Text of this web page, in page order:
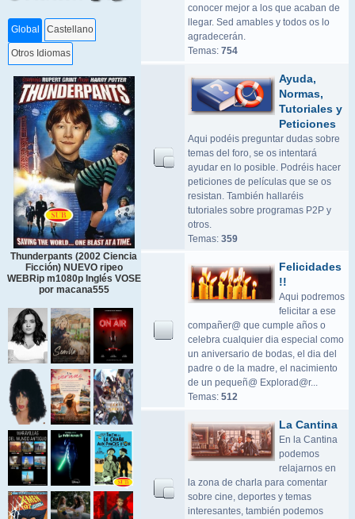
Global Castellano
Otros Idiomas
Thunderpants (2002 Ciencia
Ficción) NUEVO ripeo
WEBRip m1080p Inglés VOSE
por macana555
conocer mejor a los que acaban de
llegar. Sed amables y todos os lo
agradecerán.
Temas: 754
Ayuda,
Normas,
Tutoriales y
Peticiones
Aqui podéis preguntar dudas sobre
temas del foro, se os intentará
ayudar en lo posible. Podréis hacer
peticiones de películas que se os
resistan. También hallaréis
tutoriales sobre programas P2P y
otros.
Temas: 359
Felicidades
!!
Aqui podremos
felicitar a ese
compañer@ que cumple años o
celebra cualquier dia especial como
un aniversario de bodas, el dia del
padre o de la madre, el nacimiento
de un pequeñ@ Explorad@r...
Temas: 512
La Cantina
En la Cantina
podemos
relajarnos en
la zona de charla para comentar
sobre cine, deportes y temas
interesantes, también podemos